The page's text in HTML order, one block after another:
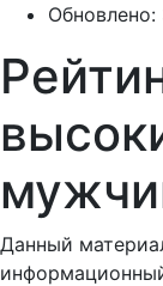
Обновлено:
Данный